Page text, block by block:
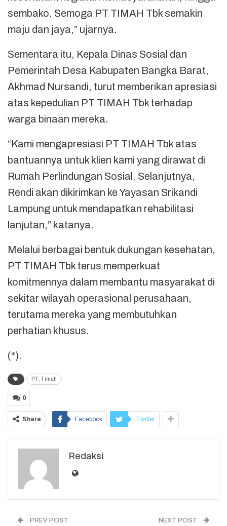
sembako. Semoga PT TIMAH Tbk semakin
maju dan jaya,” ujarnya.
Sementara itu, Kepala Dinas Sosial dan
Pemerintah Desa Kabupaten Bangka Barat,
Akhmad Nursandi, turut memberikan apresiasi
atas kepedulian PT TIMAH Tbk terhadap
warga binaan mereka.
“Kami mengapresiasi PT TIMAH Tbk atas
bantuannya untuk klien kami yang dirawat di
Rumah Perlindungan Sosial. Selanjutnya,
Rendi akan dikirimkan ke Yayasan Srikandi
Lampung untuk mendapatkan rehabilitasi
lanjutan,” katanya.
Melalui berbagai bentuk dukungan kesehatan,
PT TIMAH Tbk terus memperkuat
komitmennya dalam membantu masyarakat di
sekitar wilayah operasional perusahaan,
terutama mereka yang membutuhkan
perhatian khusus.
(*).
PT.Timah
0
Share Facebook Twitter
Redaksi
PREV POST NEXT POST